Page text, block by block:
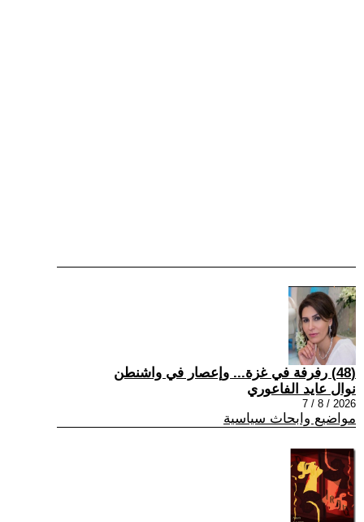
(48) رفرفة في غزة... وإعصار في واشنطن
نوال عايد الفاعوري
2026 / 8 / 7
مواضيع وابحاث سياسية